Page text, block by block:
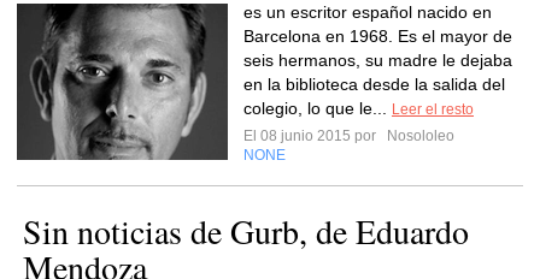
es un escritor español nacido en
Barcelona en 1968. Es el mayor de
seis hermanos, su madre le dejaba
en la biblioteca desde la salida del
colegio, lo que le...
Leer el resto
El 08 junio 2015 por
Nosololeo
NONE
Sin noticias de Gurb, de Eduardo
Mendoza